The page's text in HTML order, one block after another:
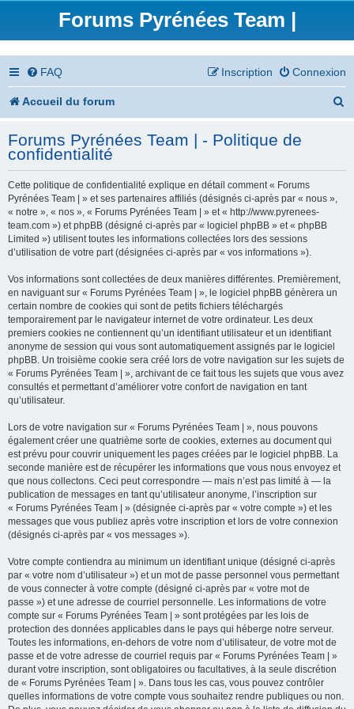
Forums Pyrénées Team |
FAQ Connexion
Inscription
Accueil du forum
h
Forums Pyrénées Team | - Politique de
confidentialité
Cette politique de confidentialité explique en détail comment « Forums
Pyrénées Team | » et ses partenaires affiliés (désignés ci-après par « nous »,
« notre », « nos », « Forums Pyrénées Team | » et « http://www.pyrenees-
team.com ») et phpBB (désigné ci-après par « logiciel phpBB » et « phpBB
Limited ») utilisent toutes les informations collectées lors des sessions
d’utilisation de votre part (désignées ci-après par « vos informations »).
Vos informations sont collectées de deux manières différentes. Premièrement,
en naviguant sur « Forums Pyrénées Team | », le logiciel phpBB génèrera un
certain nombre de cookies qui sont de petits fichiers téléchargés
temporairement par le navigateur internet de votre ordinateur. Les deux
premiers cookies ne contiennent qu’un identifiant utilisateur et un identifiant
anonyme de session qui vous sont automatiquement assignés par le logiciel
phpBB. Un troisième cookie sera créé lors de votre navigation sur les sujets de
« Forums Pyrénées Team | », archivant de ce fait tous les sujets que vous avez
consultés et permettant d’améliorer votre confort de navigation en tant
qu’utilisateur.
Lors de votre navigation sur « Forums Pyrénées Team | », nous pouvons
également créer une quatrième sorte de cookies, externes au document qui
est prévu pour couvrir uniquement les pages créées par le logiciel phpBB. La
seconde manière est de récupérer les informations que vous nous envoyez et
que nous collectons. Ceci peut correspondre — mais n’est pas limité à — la
publication de messages en tant qu’utilisateur anonyme, l’inscription sur
« Forums Pyrénées Team | » (désignée ci-après par « votre compte ») et les
messages que vous publiez après votre inscription et lors de votre connexion
(désignés ci-après par « vos messages »).
Votre compte contiendra au minimum un identifiant unique (désigné ci-après
par « votre nom d’utilisateur ») et un mot de passe personnel vous permettant
de vous connecter à votre compte (désigné ci-après par « votre mot de
passe ») et une adresse de courriel personnelle. Les informations de votre
compte sur « Forums Pyrénées Team | » sont protégées par les lois de
protection des données applicables dans le pays qui héberge notre serveur.
Toutes les informations, en-dehors de votre nom d’utilisateur, de votre mot de
passe et de votre adresse de courriel requis par « Forums Pyrénées Team | »
durant votre inscription, sont obligatoires ou facultatives, à la seule discrétion
de « Forums Pyrénées Team | ». Dans tous les cas, vous pouvez contrôler
quelles informations de votre compte vous souhaitez rendre publiques ou non.